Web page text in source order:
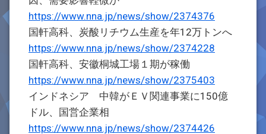
https://www.nna.jp/news/show/2374376
国軒高科、炭酸リチウム生産を年12万トンへ
https://www.nna.jp/news/show/2374228
国軒高科、安徽桐城工場１期が稼働
https://www.nna.jp/news/show/2375403
インドネシア 中韓がＥＶ関連事業に150億
ドル、国営企業相
https://www.nna.jp/news/show/2374426